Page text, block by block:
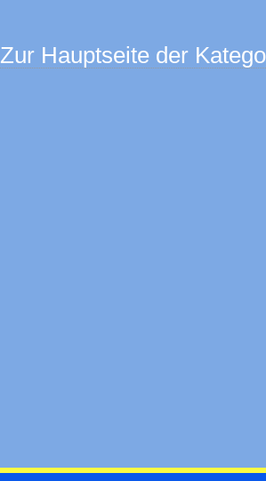
Zur Hauptseite der